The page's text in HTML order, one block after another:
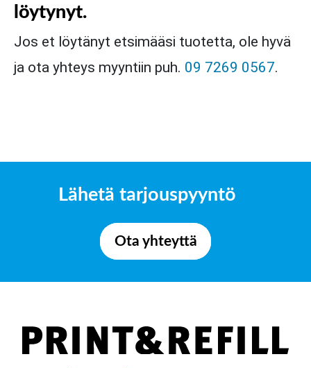
löytynyt.
Jos et löytänyt etsimääsi tuotetta, ole hyvä
ja ota yhteys myyntiin puh. 09 7269 0567.
Lähetä tarjouspyyntö
Ota yhteyttä